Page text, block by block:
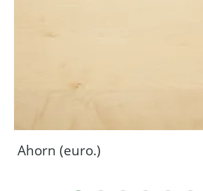
Ahorn (euro.)